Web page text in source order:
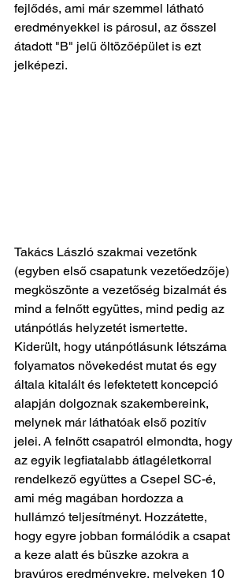
fejlődés, ami már szemmel látható
eredményekkel is párosul, az ősszel
átadott "B" jelű öltözőépület is ezt
jelképezi.
Takács László szakmai vezetőnk
(egyben első csapatunk vezetőedzője)
megköszönte a vezetőség bizalmát és
mind a felnőtt együttes, mind pedig az
utánpótlás helyzetét ismertette.
Kiderült, hogy utánpótlásunk létszáma
folyamatos növekedést mutat és egy
általa kitalált és lefektetett koncepció
alapján dolgoznak szakembereink,
melynek már láthatóak első pozitív
jelei. A felnőtt csapatról elmondta, hogy
az egyik legfiatalabb átlagéletkorral
rendelkező együttes a Csepel SC-é,
ami még magában hordozza a
hullámzó teljesítményt. Hozzátette,
hogy egyre jobban formálódik a csapat
a keze alatt és büszke azokra a
bravúros eredményekre, melyeken 10